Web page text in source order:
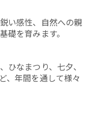
い感性、自然への親
礎を育みます。
ひなまつり、七夕、
、年間を通して様々